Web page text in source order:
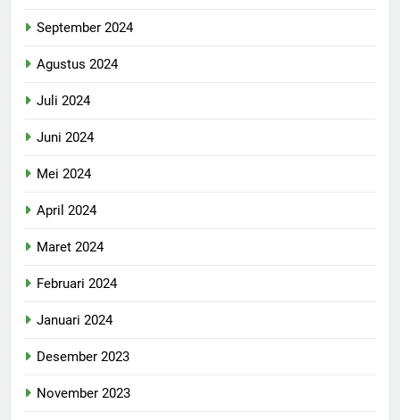
September 2024
Agustus 2024
Juli 2024
Juni 2024
Mei 2024
April 2024
Maret 2024
Februari 2024
Januari 2024
Desember 2023
November 2023